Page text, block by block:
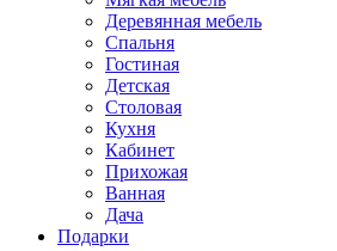
Деревянная мебель
Спальня
Гостиная
Детская
Столовая
Кухня
Кабинет
Прихожая
Ванная
Дача
Подарки